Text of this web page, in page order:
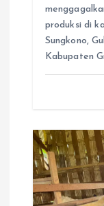
produksi di
Sungkono,
Kabupaten